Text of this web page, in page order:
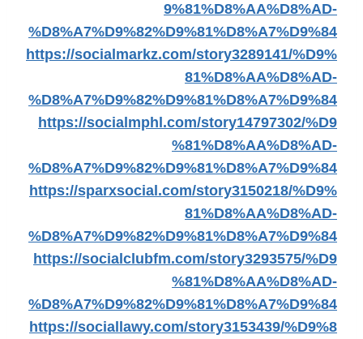
9%81%D8%AA%D8%AD-
%D8%A7%D9%82%D9%81%D8%A7%D9%84
https://socialmarkz.com/story3289141/%D9%
81%D8%AA%D8%AD-
%D8%A7%D9%82%D9%81%D8%A7%D9%84
https://socialmphl.com/story14797302/%D9
%81%D8%AA%D8%AD-
%D8%A7%D9%82%D9%81%D8%A7%D9%84
https://sparxsocial.com/story3150218/%D9%
81%D8%AA%D8%AD-
%D8%A7%D9%82%D9%81%D8%A7%D9%84
https://socialclubfm.com/story3293575/%D9
%81%D8%AA%D8%AD-
%D8%A7%D9%82%D9%81%D8%A7%D9%84
https://sociallawy.com/story3153439/%D9%8